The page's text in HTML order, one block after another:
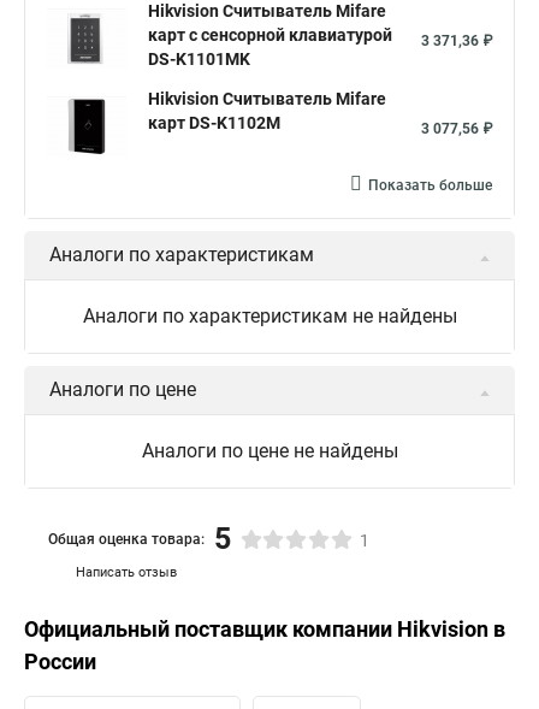
Hikvision Считыватель Mifare
карт с сенсорной клавиатурой
DS-K1101MK
3 371,36 ₽
Hikvision Считыватель Mifare
карт DS-K1102M
3 077,56 ₽
Показать больше
Аналоги по характеристикам
Аналоги по характеристикам не найдены
Аналоги по цене
Аналоги по цене не найдены
Написать отзыв
Общая оценка товара: 5 1
Официальный поставщик компании Hikvision в
России